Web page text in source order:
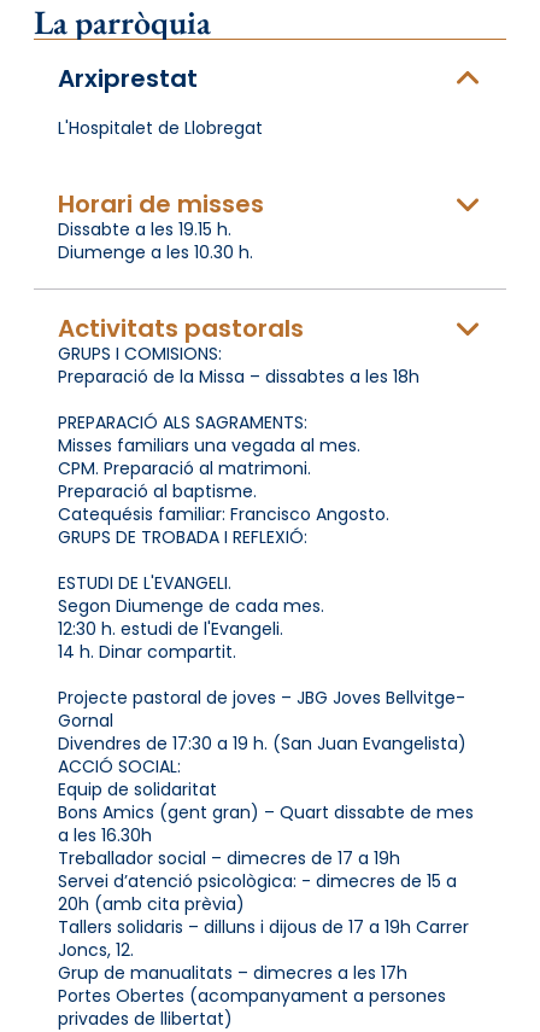
La parròquia
Arxiprestat
L'Hospitalet de Llobregat
Horari de misses
Dissabte a les 19.15 h.
Diumenge a les 10.30 h.
Activitats pastorals
GRUPS I COMISIONS:
Preparació de la Missa – dissabtes a les 18h
PREPARACIÓ ALS SAGRAMENTS:
Misses familiars una vegada al mes.
CPM. Preparació al matrimoni.
Preparació al baptisme.
Catequésis familiar: Francisco Angosto.
GRUPS DE TROBADA I REFLEXIÓ:
ESTUDI DE L'EVANGELI.
Segon Diumenge de cada mes.
12:30 h. estudi de l'Evangeli.
14 h. Dinar compartit.
Projecte pastoral de joves – JBG Joves Bellvitge-
Gornal
Divendres de 17:30 a 19 h. (San Juan Evangelista)
ACCIÓ SOCIAL:
Equip de solidaritat
Bons Amics (gent gran) – Quart dissabte de mes
a les 16.30h
Treballador social – dimecres de 17 a 19h
Servei d’atenció psicològica: - dimecres de 15 a
20h (amb cita prèvia)
Tallers solidaris – dilluns i dijous de 17 a 19h Carrer
Joncs, 12.
Grup de manualitats – dimecres a les 17h
Portes Obertes (acompanyament a persones
privades de llibertat)